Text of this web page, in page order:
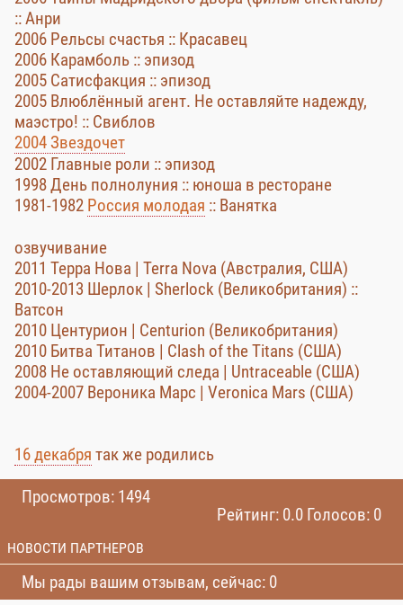
:: Анри
2006 Рельсы счастья :: Красавец
2006 Карамболь :: эпизод
2005 Сатисфакция :: эпизод
2005 Влюблённый агент. Не оставляйте надежду,
маэстро! :: Свиблов
2004 Звездочет
2002 Главные роли :: эпизод
1998 День полнолуния :: юноша в ресторане
1981-1982 Россия молодая :: Ванятка
озвучивание
2011 Терра Нова | Terra Nova (Австралия, США)
2010-2013 Шерлок | Sherlock (Великобритания) ::
Ватсон
2010 Центурион | Centurion (Великобритания)
2010 Битва Титанов | Clash of the Titans (США)
2008 Не оставляющий следа | Untraceable (США)
2004-2007 Вероника Марс | Veronica Mars (США)
16 декабря так же родились
Просмотров: 1494
Рейтинг: 0.0 Голосов: 0
НОВОСТИ ПАРТНЕРОВ
Мы рады вашим отзывам, сейчас: 0